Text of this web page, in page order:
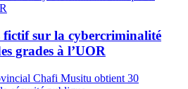
fictif sur la cybercriminalité
grades à l’UOR